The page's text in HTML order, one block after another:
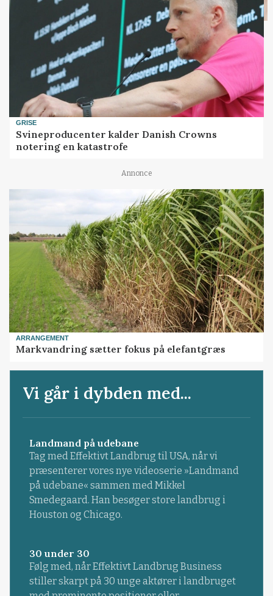
GRISE
Svineproducenter kalder Danish Crowns
notering en katastrofe
Annonce
ARRANGEMENT
Markvandring sætter fokus på elefantgræs
Vi går i dybden med...
Landmand på udebane
Tag med Effektivt Landbrug til USA, når vi
præsenterer vores nye videoserie »Landmand
på udebane« sammen med Mikkel
Smedegaard. Han besøger store landbrug i
Houston og Chicago.
30 under 30
Følg med, når Effektivt Landbrug Business
stiller skarpt på 30 unge aktører i landbruget